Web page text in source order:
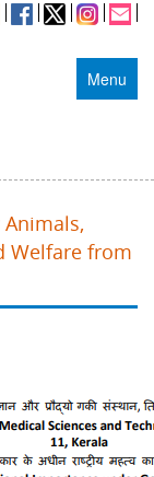
Menu
Welfare from